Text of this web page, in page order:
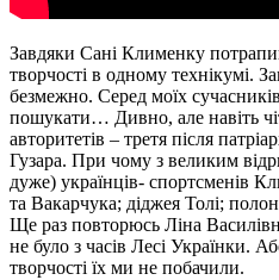
Завдяки Сані Клименку
творчості в одному технікумі.
безмежно. Серед моїх
пошукати… Дивно, але навіть
авторитетів – третя після
Гузара. При чому з великим
дуже) українців- спортсменів
та Вакарчука; діджея Толі;
Ще раз повторюсь Ліна
не було з часів Лесі Українки.
творчості їх ми не побачили.